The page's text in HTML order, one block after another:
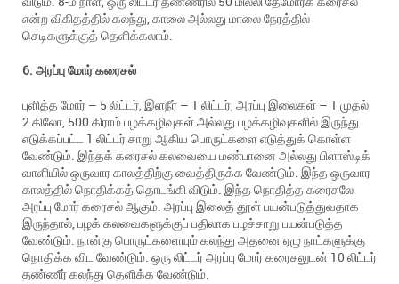
என்ற விகிதத்தில் கலந்து, காலை அல்லது மாலை நேரத்தில்
செடிகளுக்குத் தெளிக்கலாம்.
6. அரப்பு மோர் கரைசல்
புளித்த மோர் – 5 லிட்டர், இளநீர் – 1 லிட்டர், அரப்பு இலைகள் – 1 முதல்
2 கிலோ, 500 கிராம் பழக்கழிவுகள் அல்லது பழக்கழிவுகளில் இருந்து
எடுக்கப்பட்ட 1 லிட்டர் சாறு ஆகிய பொருட்களை எடுத்துக் கொள்ள
வேண்டும். இந்தக் கரைசல் கலவையை மண்பானை அல்லது பிளாஸ்டிக்
வாளியில் ஒருவார காலத்திற்கு வைத்திருக்க வேண்டும். இந்த ஒருவார
காலத்தில் நொதிக்கத் தொடங்கி விடும். இந்த நொதித்த கரைசலே
அரப்பு மோர் கரைசல் ஆகும். அரப்பு இலைத் தூள் பயன்படுத்துவதாக
இருந்தால், பழக் கலவைகளுக்குப் பதிலாக பழச்சாறு பயன்படுத்த
வேண்டும். நான்கு பொருட்களையும் கலந்து அதனை ஏழு நாட்களுக்கு
நொதிக்க விட வேண்டும். ஒரு லிட்டர் அரப்பு மோர் கரைசலுடன் 10 லிட்டர்
தண்ணீர் கலந்து தெளிக்க வேண்டும்.